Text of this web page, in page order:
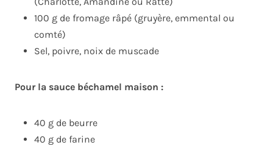
100 g de fromage râpé (gruyère, emmental ou
comté)
Sel, poivre, noix de muscade
Pour la sauce béchamel maison :
40 g de beurre
40 g de farine